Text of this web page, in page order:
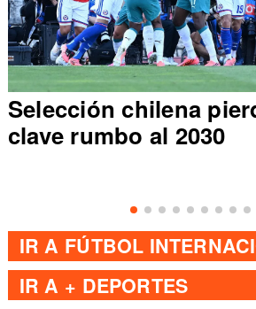
Selección chilena
clave rumbo al 2030
IR A FÚTBOL
IR A + DEPORTES